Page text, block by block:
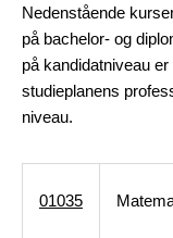
Nedenstående
på bachelor- og
på kandidatniveau
studieplanens
niveau.
01035